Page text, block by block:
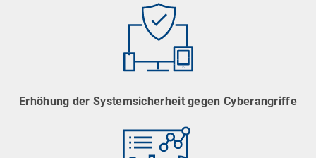
Erhöhung der Systemsicherheit gegen Cyberangriffe